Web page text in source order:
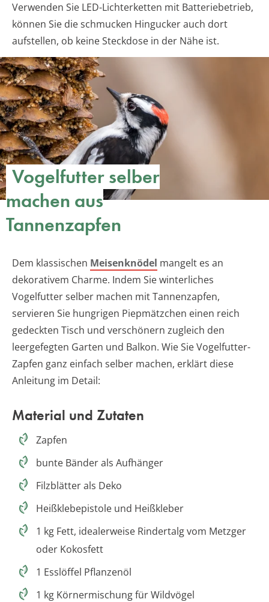
Verwenden Sie LED-Lichterketten mit Batteriebetrieb,
können Sie die schmucken Hingucker auch dort
aufstellen, ob keine Steckdose in der Nähe ist.
Vogelfutter selber
machen aus
Tannenzapfen
Dem klassischen Meisenknödel mangelt es an
dekorativem Charme. Indem Sie winterliches
Vogelfutter selber machen mit Tannenzapfen,
servieren Sie hungrigen Piepmätzchen einen reich
gedeckten Tisch und verschönern zugleich den
leergefegten Garten und Balkon. Wie Sie Vogelfutter-
Zapfen ganz einfach selber machen, erklärt diese
Anleitung im Detail:
Material und Zutaten
Zapfen
bunte Bänder als Aufhänger
Filzblätter als Deko
Heißklebepistole und Heißkleber
1 kg Fett, idealerweise Rindertalg vom Metzger
oder Kokosfett
1 Esslöffel Pflanzenöl
1 kg Körnermischung für Wildvögel